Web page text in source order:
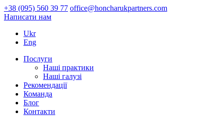
+38 (095) 560 39 77 office@honcharukpartners.com
Написати нам
Ukr
Eng
Послуги
Наші практики
Наші галузі
Рекомендації
Команда
Блог
Контакти